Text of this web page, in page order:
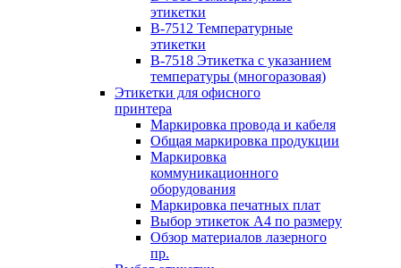
этикетки
B-7512 Температурные
этикетки
B-7518 Этикетка с указанием
температуры (многоразовая)
Этикетки для офисного
принтера
Маркировка провода и кабеля
Общая маркировка продукции
Маркировка
коммуникационного
оборудования
Маркировка печатных плат
Выбор этикеток А4 по размеру
Обзор материалов лазерного
пр.